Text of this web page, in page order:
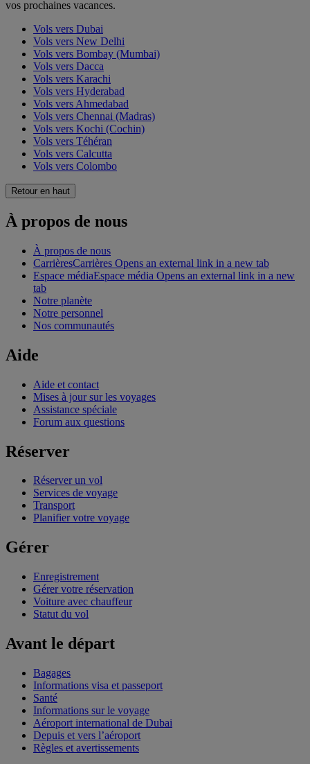
vos prochaines vacances.
Vols vers Dubai
Vols vers New Delhi
Vols vers Bombay (Mumbai)
Vols vers Dacca
Vols vers Karachi
Vols vers Hyderabad
Vols vers Ahmedabad
Vols vers Chennai (Madras)
Vols vers Kochi (Cochin)
Vols vers Téhéran
Vols vers Calcutta
Vols vers Colombo
Retour en haut
À propos de nous
À propos de nous
CarrièresCarrières Opens an external link in a new tab
Espace médiaEspace média Opens an external link in a new
tab
Notre planète
Notre personnel
Nos communautés
Aide
Aide et contact
Mises à jour sur les voyages
Assistance spéciale
Forum aux questions
Réserver
Réserver un vol
Services de voyage
Transport
Planifier votre voyage
Gérer
Enregistrement
Gérer votre réservation
Voiture avec chauffeur
Statut du vol
Avant le départ
Bagages
Informations visa et passeport
Santé
Informations sur le voyage
Aéroport international de Dubai
Depuis et vers l’aéroport
Règles et avertissements